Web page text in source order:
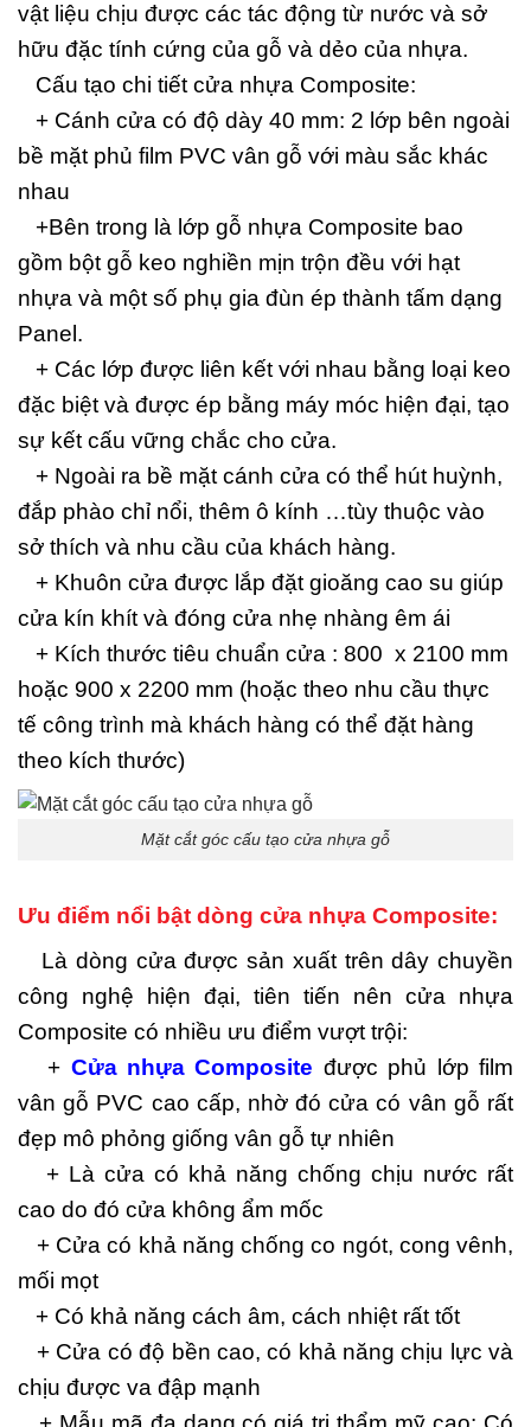
vật liệu chịu được các tác động từ nước và sở
hữu đặc tính cứng của gỗ và dẻo của nhựa.
Cấu tạo chi tiết cửa nhựa Composite:
+ Cánh cửa có độ dày 40 mm: 2 lớp bên ngoài
bề mặt phủ film PVC vân gỗ với màu sắc khác
nhau
+Bên trong là lớp gỗ nhựa Composite bao
gồm bột gỗ keo nghiền mịn trộn đều với hạt
nhựa và một số phụ gia đùn ép thành tấm dạng
Panel.
+ Các lớp được liên kết với nhau bằng loại keo
đặc biệt và được ép bằng máy móc hiện đại, tạo
sự kết cấu vững chắc cho cửa.
+ Ngoài ra bề mặt cánh cửa có thể hút huỳnh,
đắp phào chỉ nổi, thêm ô kính …tùy thuộc vào
sở thích và nhu cầu của khách hàng.
+ Khuôn cửa được lắp đặt gioăng cao su giúp
cửa kín khít và đóng cửa nhẹ nhàng êm ái
+ Kích thước tiêu chuẩn cửa : 800 x 2100 mm
hoặc 900 x 2200 mm (hoặc theo nhu cầu thực
tế công trình mà khách hàng có thể đặt hàng
theo kích thước)
Mặt cắt góc cấu tạo cửa nhựa gỗ
Ưu điểm nổi bật dòng cửa nhựa Composite:
Là dòng cửa được sản xuất trên dây chuyền
công nghệ hiện đại, tiên tiến nên cửa nhựa
Composite có nhiều ưu điểm vượt trội:
+ Cửa nhựa Composite được phủ lớp film
vân gỗ PVC cao cấp, nhờ đó cửa có vân gỗ rất
đẹp mô phỏng giống vân gỗ tự nhiên
+ Là cửa có khả năng chống chịu nước rất
cao do đó cửa không ẩm mốc
+ Cửa có khả năng chống co ngót, cong vênh,
mối mọt
+ Có khả năng cách âm, cách nhiệt rất tốt
+ Cửa có độ bền cao, có khả năng chịu lực và
chịu được va đập mạnh